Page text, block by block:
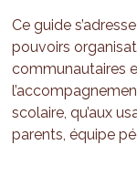
Ce guide
pouvoirs
communautaires
scolaire, qu’aux
parents, équipe